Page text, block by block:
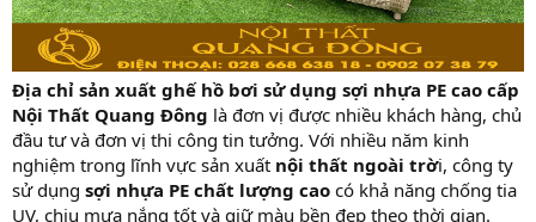
Địa chỉ sản xuất ghế hồ bơi sử dụng sợi nhựa PE cao cấp
Nội Thất Quang Đông là đơn vị được nhiều khách hàng, chủ
đầu tư và đơn vị thi công tin tưởng. Với nhiều năm kinh
nghiệm trong lĩnh vực sản xuất nội thất ngoài trời, công ty
sử dụng sợi nhựa PE chất lượng cao có khả năng chống tia
UV, chịu mưa nắng tốt và giữ màu bền đẹp theo thời gian.